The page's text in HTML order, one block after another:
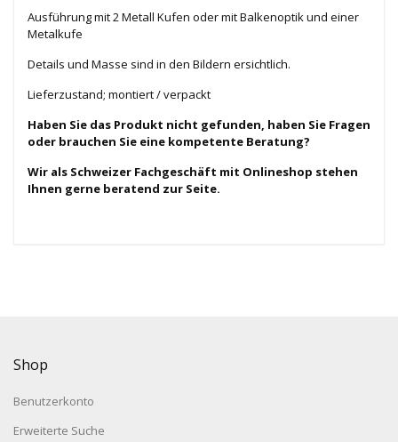
Ausführung mit 2 Metall Kufen oder mit Balkenoptik und einer
Metalkufe
Details und Masse sind in den Bildern ersichtlich.
Lieferzustand; montiert / verpackt
Haben Sie das Produkt nicht gefunden, haben Sie Fragen
oder brauchen Sie eine kompetente Beratung?
Wir als Schweizer Fachgeschäft mit Onlineshop stehen
Ihnen gerne beratend zur Seite.
Shop
Benutzerkonto
Erweiterte Suche